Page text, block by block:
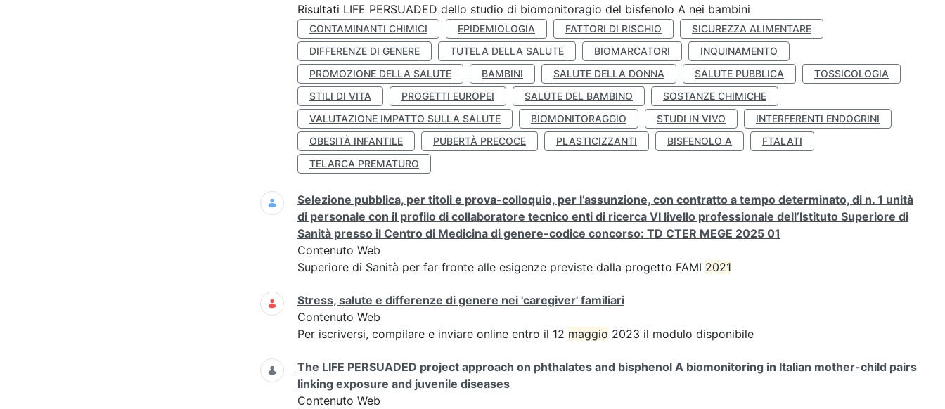
Risultati LIFE PERSUADED dello studio di biomonitoragio del bisfenolo A nei bambini
CONTAMINANTI CHIMICI EPIDEMIOLOGIA FATTORI DI RISCHIO
SICUREZZA ALIMENTARE
DIFFERENZE DI GENERE
TUTELA DELLA SALUTE BIOMARCATORI
INQUINAMENTO
PROMOZIONE DELLA SALUTE
BAMBINI SALUTE DELLA DONNA SALUTE PUBBLICA
TOSSICOLOGIA
STILI DI VITA
PROGETTI EUROPEI SALUTE DEL BAMBINO
SOSTANZE CHIMICHE
VALUTAZIONE IMPATTO SULLA SALUTE
BIOMONITORAGGIO STUDI IN VIVO
INTERFERENTI ENDOCRINI
OBESITÀ INFANTILE
PUBERTÀ PRECOCE PLASTICIZZANTI BISFENOLO A
FTALATI
TELARCA PREMATURO
Selezione pubblica, per titoli e prova-colloquio, per l’assunzione, con contratto a tempo determinato, di n. 1 unità
di personale con il profilo di collaboratore tecnico enti di ricerca VI livello professionale dell’Istituto Superiore di
Sanità presso il Centro di Medicina di genere-codice concorso: TD CTER MEGE 2025 01
Contenuto Web
Superiore di Sanità per far fronte alle esigenze previste dalla progetto FAMI 2021
Stress, salute e differenze di genere nei 'caregiver' familiari
Contenuto Web
Per iscriversi, compilare e inviare online entro il 12 maggio 2023 il modulo disponibile
The LIFE PERSUADED project approach on phthalates and bisphenol A biomonitoring in Italian mother-child pairs
linking exposure and juvenile diseases
Contenuto Web